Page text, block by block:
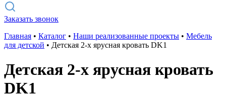
Заказать звонок
Главная • Каталог • Наши реализованные проекты • Мебель
для детской • Детская 2-х ярусная кровать DK1
Детская 2-х ярусная кровать
DK1